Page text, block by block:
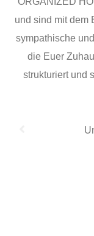
und sind mit dem
sympathische
die Euer
strukturiert und